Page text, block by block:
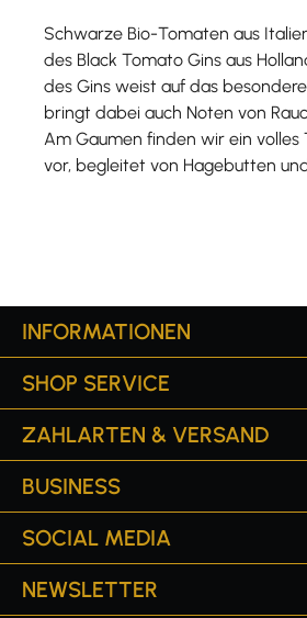
Schwarze Bio-Tomaten aus
des Black Tomato Gins aus
des Gins weist auf das
bringt dabei auch Noten von
Am Gaumen finden wir ein
vor, begleitet von Hagebutten
INFORMATIONEN
SHOP SERVICE
ZAHLARTEN & VERSAND
BUSINESS
SOCIAL MEDIA
NEWSLETTER